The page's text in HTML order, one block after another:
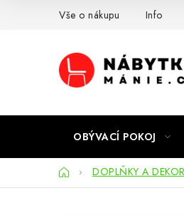
Vše o nákupu Info
OBÝVACÍ POKOJ
DomůDOPLŇKY A